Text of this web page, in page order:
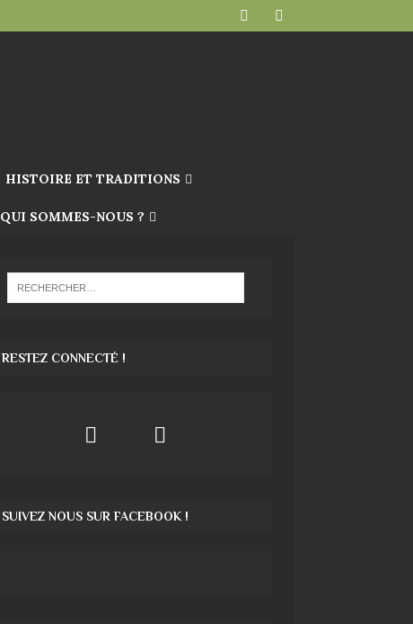
HISTOIRE ET TRADITIONS
QUI SOMMES-NOUS ?
RESTEZ CONNECTÉ !
SUIVEZ NOUS SUR FACEBOOK !